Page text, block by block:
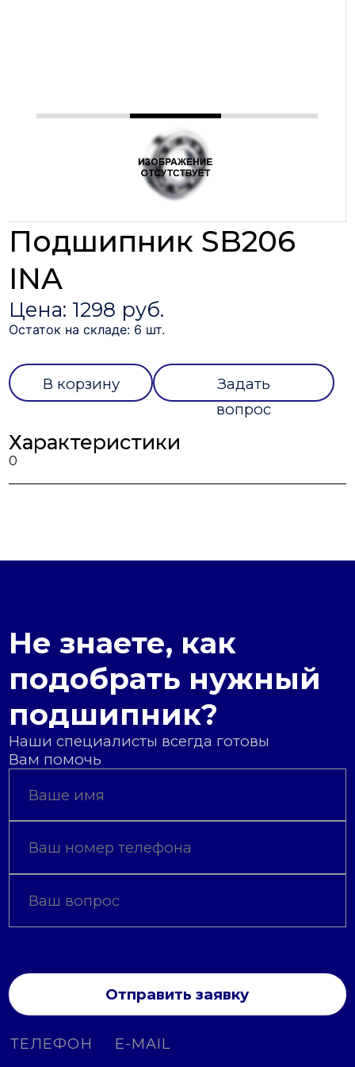
Подшипник SB206
INA
Цена: 1298 руб.
Остаток на складе: 6 шт.
В корзину
Задать
вопрос
Характеристики
0
Не знаете, как
подобрать нужный
подшипник?
Наши специалисты всегда готовы
Вам помочь
Отправить заявку
ТЕЛЕФОН E-MAIL